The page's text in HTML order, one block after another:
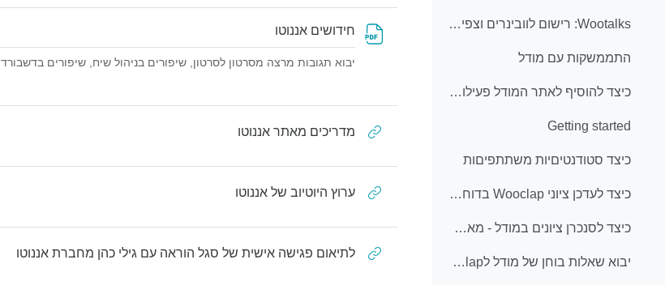
Wootalks: רישום לוובינרים וצפייה בהקלטות
התממשקות עם מודל
כיצד להוסיף לאתר המודל פעילות Wooclap
Getting started
כיצד סטודנטיםיות משתתפיםות
כיצד לעדכן ציוני Wooclap בדוח ציוני המודל - יש לבצע לאחר שהפעילות הסתיימה (רלוונטי גם למטרת רישום נוכחות בקורס) (העתק)
כיצד לסנכרן ציונים במודל - מאתר Wooclap - יש לבצע את הסנכרון לאחר שהפעילות הסתיימה
יבוא שאלות בוחן של מודל לWooclap
חידושים אננוטו
יבוא תגובות מרצה מסרטון לסרטון, שיפורים בניהול שיח, שיפורים בדשבורד
מדריכים מאתר אננוטו
ערוץ היוטיוב של אננוטו
לתיאום פגישה אישית של סגל הוראה עם גילי כהן מחברת אננוטו